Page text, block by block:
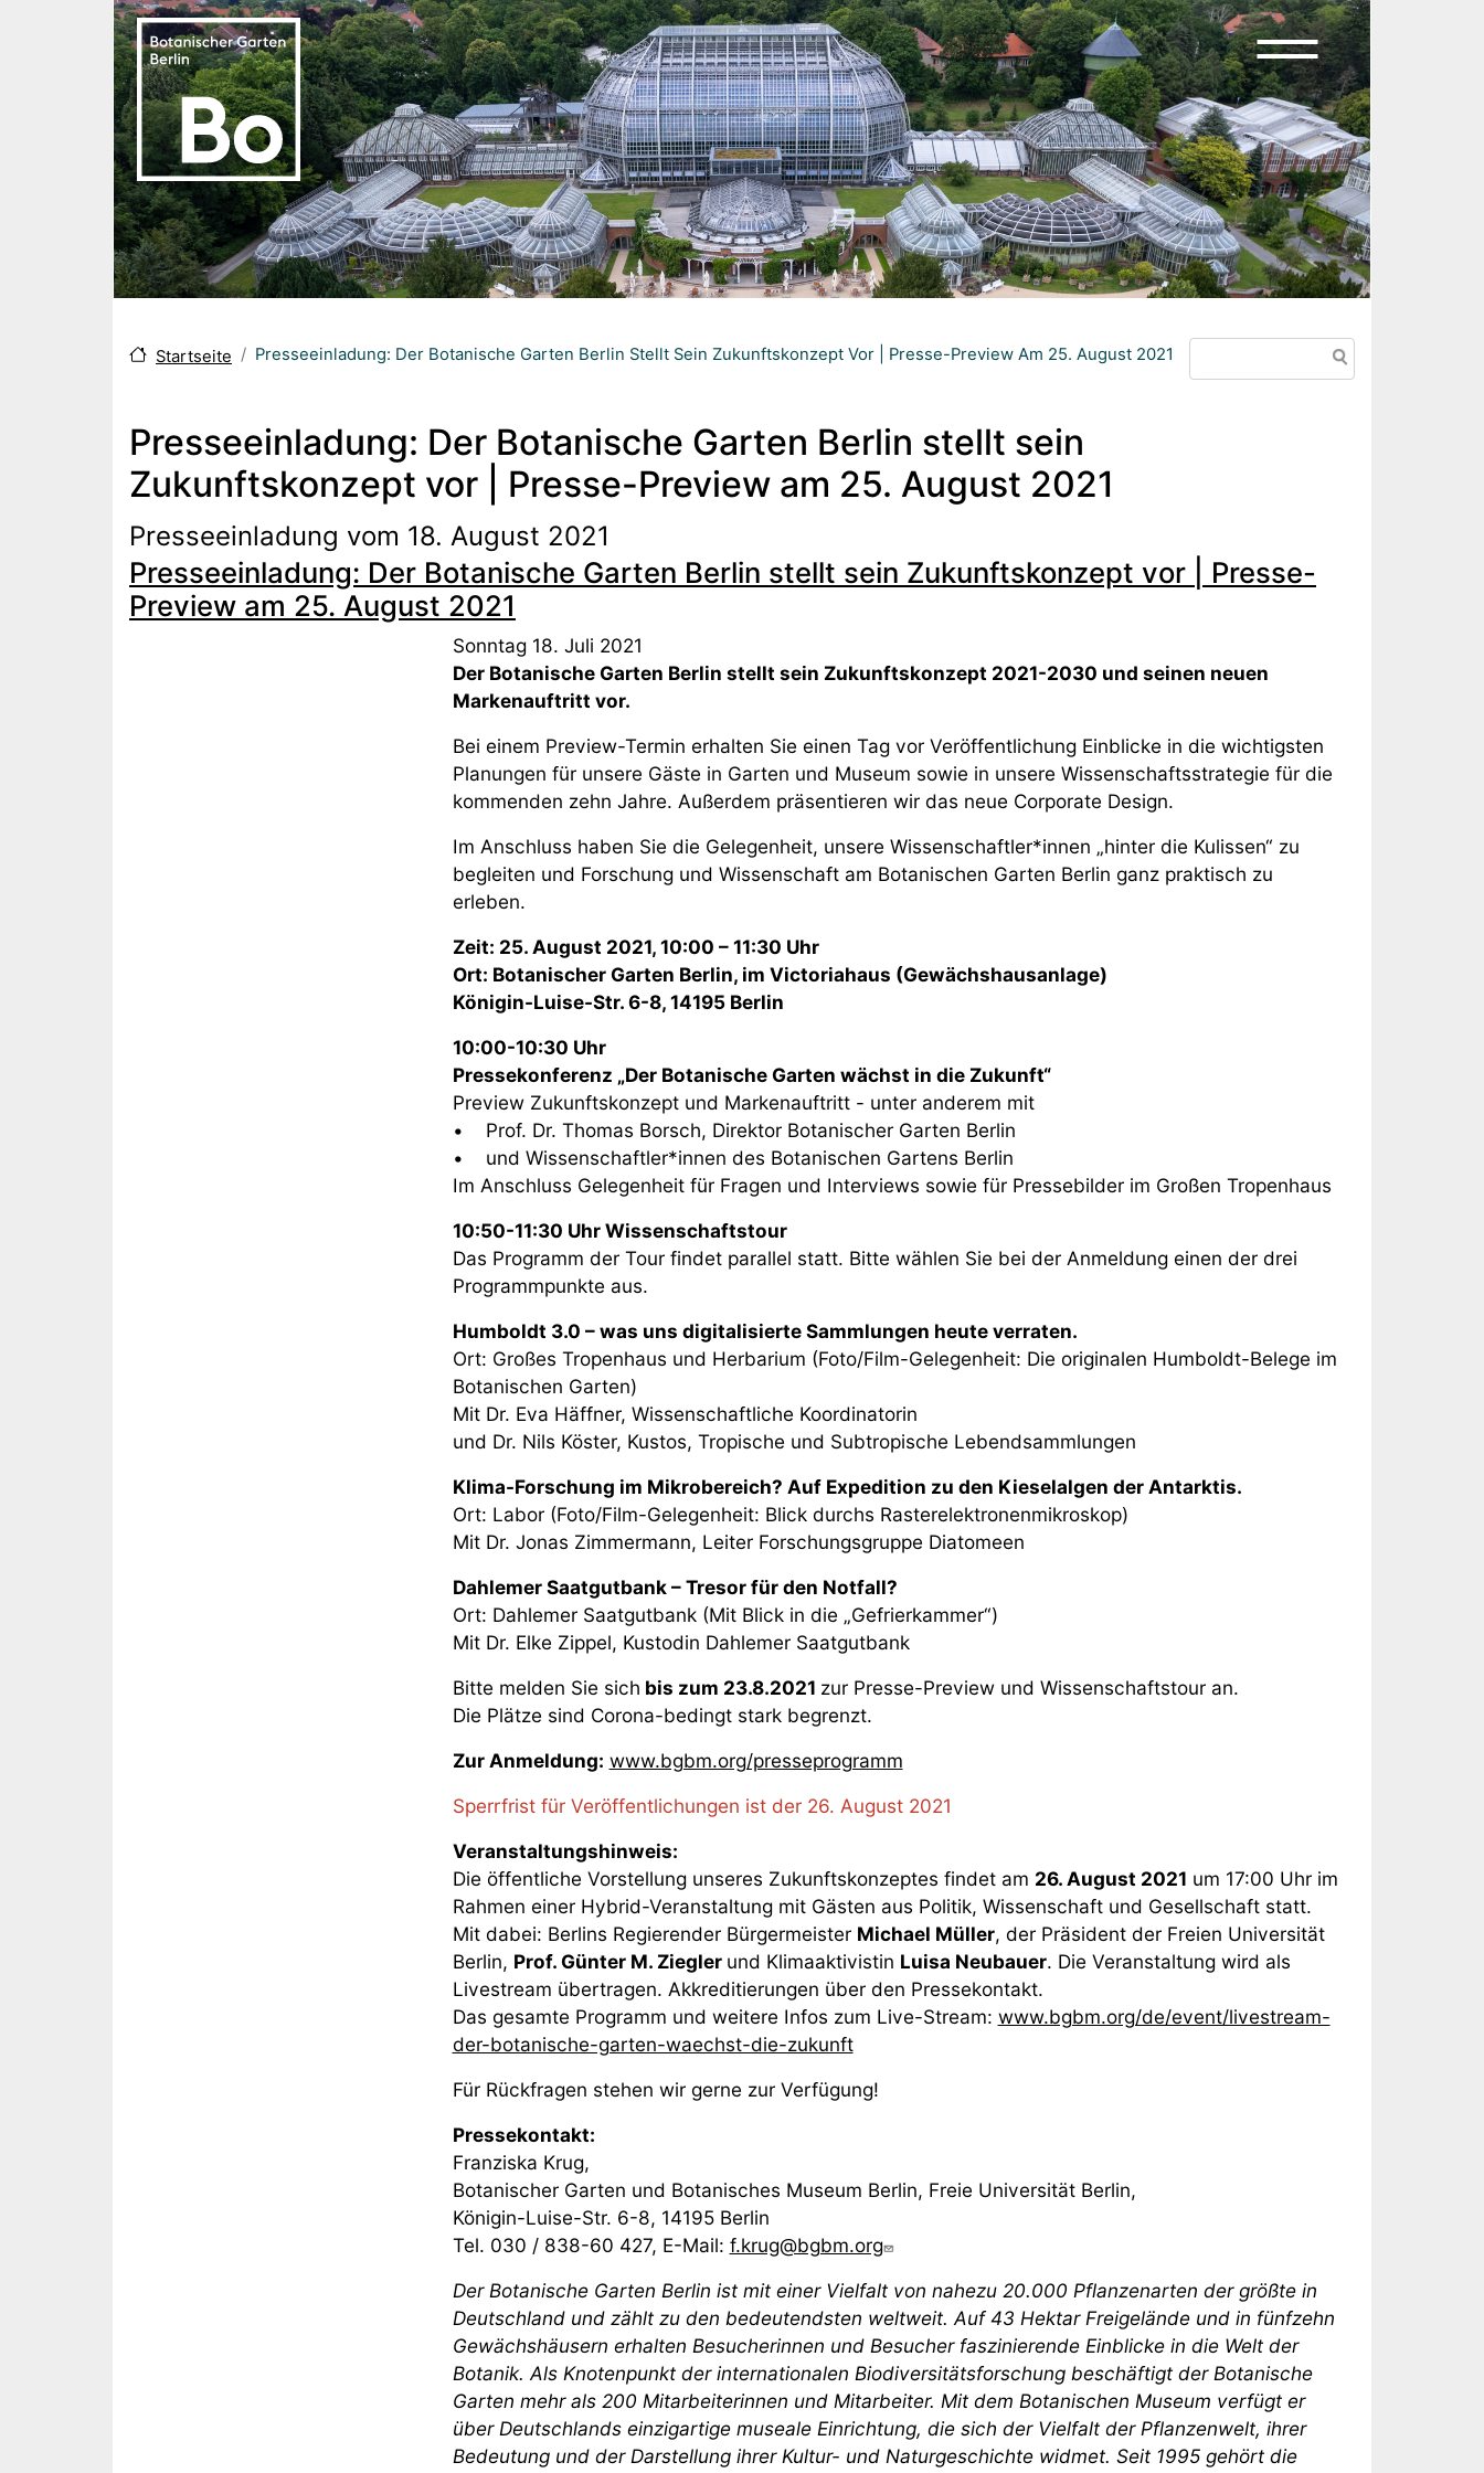
Direkt zum Inhalt
Startseite Presseeinladung: Der Botanische Garten Berlin Stellt Sein Zukunftskonzept Vor | Presse-Preview Am 25. August 2021
Presseeinladung: Der Botanische Garten Berlin stellt sein
Zukunftskonzept vor | Presse-Preview am 25. August 2021
Presseeinladung vom 18. August 2021
Presseeinladung: Der Botanische Garten Berlin stellt sein Zukunftskonzept vor | Presse-
Preview am 25. August 2021
Sonntag 18. Juli 2021
Der Botanische Garten Berlin stellt sein Zukunftskonzept 2021-2030 und seinen neuen
Markenauftritt vor.
Bei einem Preview-Termin erhalten Sie einen Tag vor Veröffentlichung Einblicke in die wichtigsten
Planungen für unsere Gäste in Garten und Museum sowie in unsere Wissenschaftsstrategie für die
kommenden zehn Jahre. Außerdem präsentieren wir das neue Corporate Design.
Im Anschluss haben Sie die Gelegenheit, unsere Wissenschaftler*innen „hinter die Kulissen“ zu
begleiten und Forschung und Wissenschaft am Botanischen Garten Berlin ganz praktisch zu
erleben.
Zeit: 25. August 2021, 10:00 – 11:30 Uhr
Ort: Botanischer Garten Berlin, im Victoriahaus (Gewächshausanlage)
Königin-Luise-Str. 6-8, 14195 Berlin
10:00-10:30 Uhr
Pressekonferenz „Der Botanische Garten wächst in die Zukunft“
Preview Zukunftskonzept und Markenauftritt - unter anderem mit
• Prof. Dr. Thomas Borsch, Direktor Botanischer Garten Berlin
• und Wissenschaftler*innen des Botanischen Gartens Berlin
Im Anschluss Gelegenheit für Fragen und Interviews sowie für Pressebilder im Großen Tropenhaus
10:50-11:30 Uhr Wissenschaftstour
Das Programm der Tour findet parallel statt. Bitte wählen Sie bei der Anmeldung einen der drei
Programmpunkte aus.
Humboldt 3.0 – was uns digitalisierte Sammlungen heute verraten.
Ort: Großes Tropenhaus und Herbarium (Foto/Film-Gelegenheit: Die originalen Humboldt-Belege im
Botanischen Garten)
Mit Dr. Eva Häffner, Wissenschaftliche Koordinatorin
und Dr. Nils Köster, Kustos, Tropische und Subtropische Lebendsammlungen
Klima-Forschung im Mikrobereich? Auf Expedition zu den Kieselalgen der Antarktis.
Ort: Labor (Foto/Film-Gelegenheit: Blick durchs Rasterelektronenmikroskop)
Mit Dr. Jonas Zimmermann, Leiter Forschungsgruppe Diatomeen
Dahlemer Saatgutbank – Tresor für den Notfall?
Ort: Dahlemer Saatgutbank (Mit Blick in die „Gefrierkammer“)
Mit Dr. Elke Zippel, Kustodin Dahlemer Saatgutbank
Bitte melden Sie sich bis zum 23.8.2021 zur Presse-Preview und Wissenschaftstour an.
Die Plätze sind Corona-bedingt stark begrenzt.
Zur Anmeldung: www.bgbm.org/presseprogramm
Sperrfrist für Veröffentlichungen ist der 26. August 2021
Veranstaltungshinweis:
Die öffentliche Vorstellung unseres Zukunftskonzeptes findet am 26. August 2021 um 17:00 Uhr im
Rahmen einer Hybrid-Veranstaltung mit Gästen aus Politik, Wissenschaft und Gesellschaft statt.
Mit dabei: Berlins Regierender Bürgermeister Michael Müller, der Präsident der Freien Universität
Berlin, Prof. Günter M. Ziegler und Klimaaktivistin Luisa Neubauer. Die Veranstaltung wird als
Livestream übertragen. Akkreditierungen über den Pressekontakt.
Das gesamte Programm und weitere Infos zum Live-Stream: www.bgbm.org/de/event/livestream-
der-botanische-garten-waechst-die-zukunft
Für Rückfragen stehen wir gerne zur Verfügung!
Pressekontakt:
Franziska Krug,
Botanischer Garten und Botanisches Museum Berlin, Freie Universität Berlin,
Königin-Luise-Str. 6-8, 14195 Berlin
Tel. 030 / 838-60 427, E-Mail: f.krug@bgbm.org
Der Botanische Garten Berlin ist mit einer Vielfalt von nahezu 20.000 Pflanzenarten der größte in
Deutschland und zählt zu den bedeutendsten weltweit. Auf 43 Hektar Freigelände und in fünfzehn
Gewächshäusern erhalten Besucherinnen und Besucher faszinierende Einblicke in die Welt der
Botanik. Als Knotenpunkt der internationalen Biodiversitätsforschung beschäftigt der Botanische
Garten mehr als 200 Mitarbeiterinnen und Mitarbeiter. Mit dem Botanischen Museum verfügt er
über Deutschlands einzigartige museale Einrichtung, die sich der Vielfalt der Pflanzenwelt, ihrer
Bedeutung und der Darstellung ihrer Kultur- und Naturgeschichte widmet. Seit 1995 gehört die